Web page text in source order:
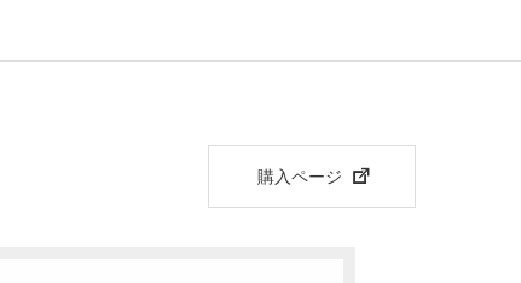
購入ページ